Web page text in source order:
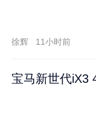
徐辉 11小时前
宝马新世代iX3